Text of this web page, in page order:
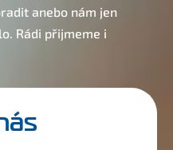
anebo nám jen
Rádi přijmeme i